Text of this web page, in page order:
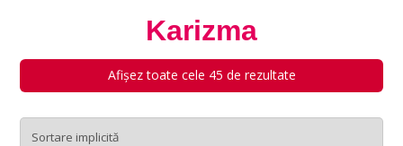
Karizma
Afișez toate cele 45 de rezultate